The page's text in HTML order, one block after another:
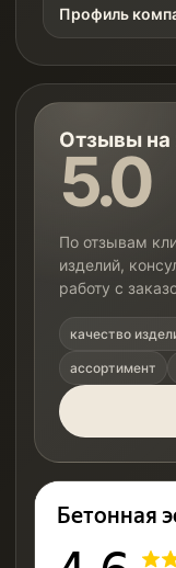
Профиль
Отзывы на
5.0
По отзывам
изделий,
работу с
качество
ассортимент